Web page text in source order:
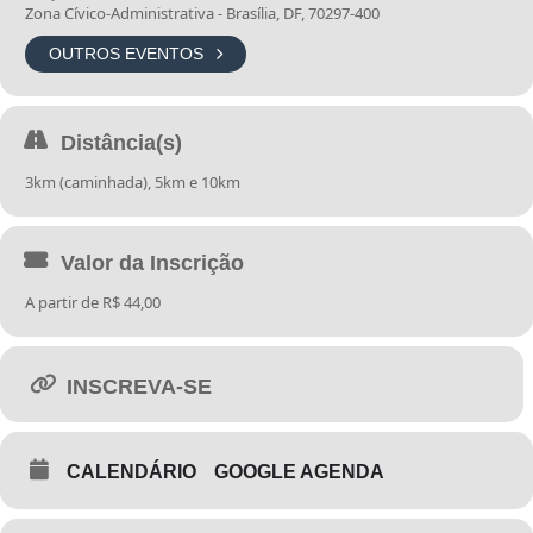
SESC + CORRIDA – ETAPA FLORES DO CERRADO
Data: 09/03/2025 – 7h
Local: Praça do Buriti – Brasília – DF
Organização: Bruno Atleta Eventos
Será realizada no dia 08 de março (sábado), das 8h às 16h, na Praça
serviço gratuitos. Tamanhos das camisetas: P, M, G, GG e EXG.
Zona Cívico-Administrativa - Brasília, DF, 70297-400
OUTROS EVENTOS
Distância(s)
3km (caminhada), 5km e 10km
Valor da Inscrição
A partir de R$ 44,00
INSCREVA-SE
CALENDÁRIO GOOGLE AGENDA